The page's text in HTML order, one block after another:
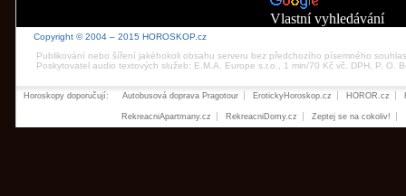
Vlastní vyhledávání
Copyright © 2004 – 2015 HOROSKOP.cz
Publikování nebo šíření jakéhokoli obsahu serveru bez předchozího písemného
Poskytovatel audio textových služeb: E.M.A. Europe s.r.o., 1 min/70 Kč vč. DPH, P. O.
Horoskopy doporučují: Autobusová doprava Pragotour ErotickyHoroskop.cz HOROR.cz
RekreacniApartmany.cz RekreacniDomy.cz Zeptej se na cokoliv!